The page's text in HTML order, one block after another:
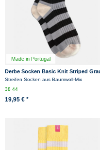
Made in Portugal
Derbe Socken Basic Knit Striped
Schwarz Gestreift
Streifen Socken aus Baumwoll-Mix
3844
19,95 € *